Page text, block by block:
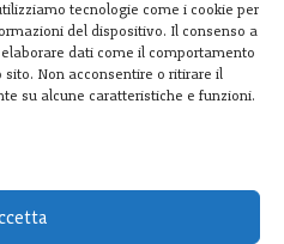
tecnologie come i cookie per
del dispositivo. Il consenso a
dati come il comportamento
Non acconsentire o ritirare il
su alcune caratteristiche e funzioni.
- Italia
781933
76392030